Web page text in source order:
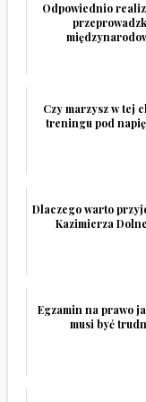
Odpowiednio
Czy marzysz w tej
treningu pod
Dlaczego warto
Kazimierza
Egzamin na prawo
musi być